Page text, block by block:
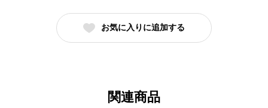
お気に入りに追加する
関連商品